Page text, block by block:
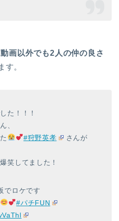
画以外でも2人の仲の良さ
す。
た！！！
、
#狩野英孝
さんが
笑してました！
でロケです
#パチFUN